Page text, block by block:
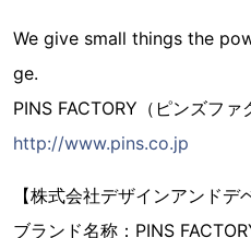
We give small things the
ge.
PINS FACTORY（ピンズファ
http://www.pins.co.jp
【株式会社デザインアンドデ
ブランド名称：PINS